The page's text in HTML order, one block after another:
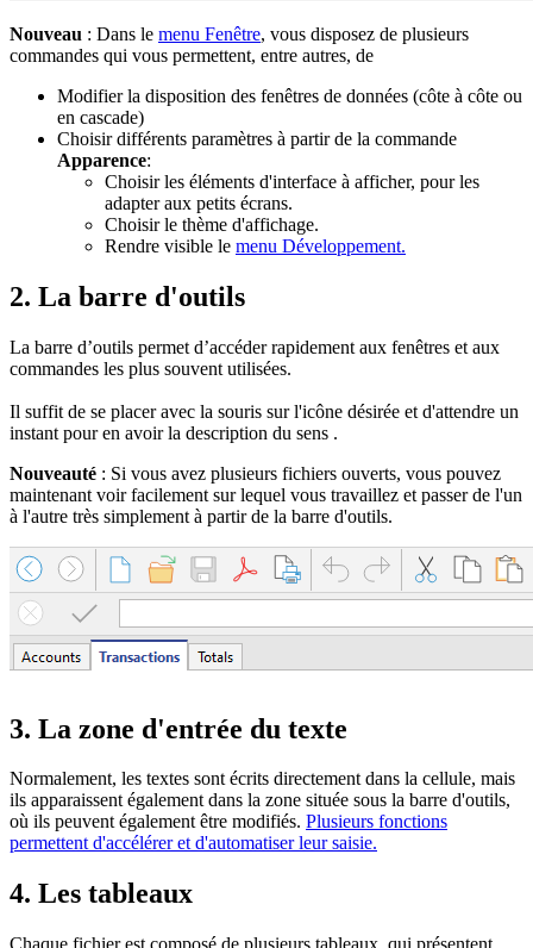
Nouveau : Dans le menu Fenêtre, vous disposez de plusieurs
commandes qui vous permettent, entre autres, de
Modifier la disposition des fenêtres de données (côte à côte ou
en cascade)
Choisir différents paramètres à partir de la commande
Apparence:
Choisir les éléments d'interface à afficher, pour les
adapter aux petits écrans.
Choisir le thème d'affichage.
Rendre visible le menu Développement.
2. La barre d'outils
La barre d’outils permet d’accéder rapidement aux fenêtres et aux
commandes les plus souvent utilisées.
Il suffit de se placer avec la souris sur l'icône désirée et d'attendre un
instant pour en avoir la description du sens .
Nouveauté : Si vous avez plusieurs fichiers ouverts, vous pouvez
maintenant voir facilement sur lequel vous travaillez et passer de l'un
à l'autre très simplement à partir de la barre d'outils.
3. La zone d'entrée du texte
Normalement, les textes sont écrits directement dans la cellule, mais
ils apparaissent également dans la zone située sous la barre d'outils,
où ils peuvent également être modifiés. Plusieurs fonctions
permettent d'accélérer et d'automatiser leur saisie.
4. Les tableaux